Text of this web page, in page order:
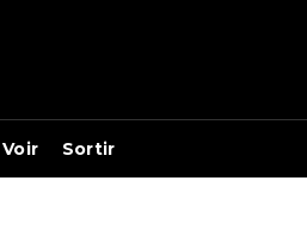
Voir Sortir